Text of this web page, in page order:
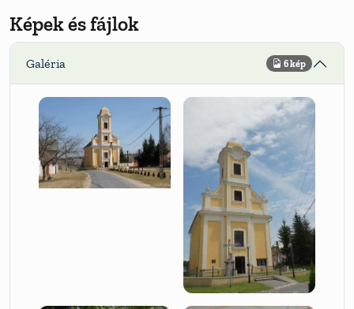
Képek és fájlok
Galéria 6 kép